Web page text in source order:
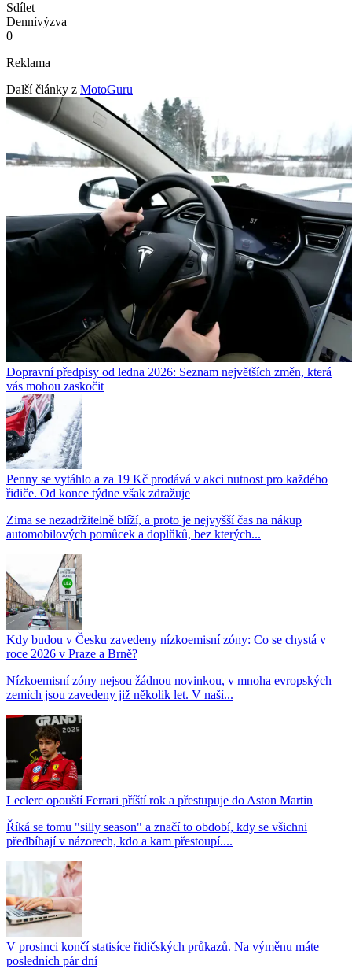
Sdílet
Dennívýzva
0
Reklama
Další články z MotoGuru
Dopravní předpisy od ledna 2026: Seznam největších změn, která
vás mohou zaskočit
Penny se vytáhlo a za 19 Kč prodává v akci nutnost pro každého
řidiče. Od konce týdne však zdražuje
Zima se nezadržitelně blíží, a proto je nejvyšší čas na nákup
automobilových pomůcek a doplňků, bez kterých...
Kdy budou v Česku zavedeny nízkoemisní zóny: Co se chystá v
roce 2026 v Praze a Brně?
Nízkoemisní zóny nejsou žádnou novinkou, v mnoha evropských
zemích jsou zavedeny již několik let. V naší...
Leclerc opouští Ferrari příští rok a přestupuje do Aston Martin
Říká se tomu "silly season" a značí to období, kdy se všichni
předbíhají v názorech, kdo a kam přestoupí....
V prosinci končí statisíce řidičských průkazů. Na výměnu máte
posledních pár dní